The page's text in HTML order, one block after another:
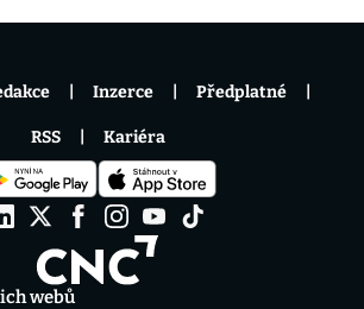
webů
Inzerce Předplatné
RSS Kariéra